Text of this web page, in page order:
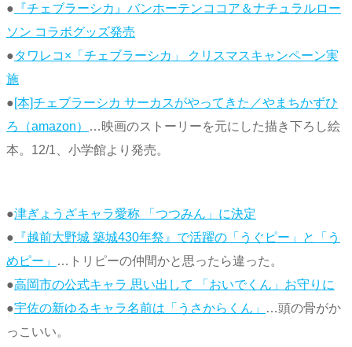
● 『チェブラーシカ』バンホーテンココア＆ナチュラルロー
ソン コラボグッズ発売
●タワレコ×「チェブラーシカ」 クリスマスキャンペーン実
施
●[本]チェブラーシカ サーカスがやってきた／やまちかずひ
ろ（amazon）
…映画のストーリーを元にした描き下ろし絵
本。12/1、小学館より発売。
●津ぎょうざキャラ愛称 「つつみん」に決定
● 『越前大野城 築城430年祭』で活躍の「うぐピー」と「う
めピー」
…トリピーの仲間かと思ったら違った。
●高岡市の公式キャラ 思い出して 「おいでくん」お守りに
●宇佐の新ゆるキャラ名前は「うさからくん」
…頭の骨がか
っこいい。